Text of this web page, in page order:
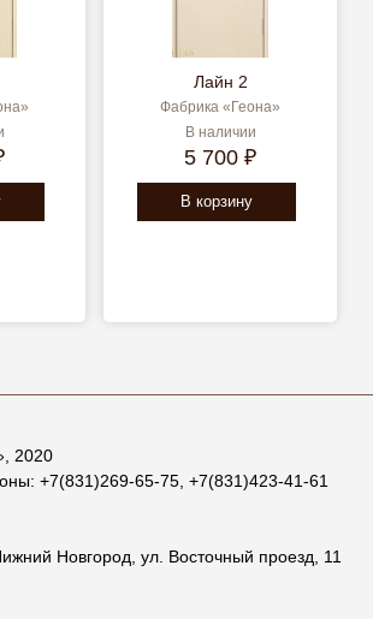
Лайн 2
Фабрика «Геона»
В наличии
5 700 ₽
В корзину
2020
+7(831)269-65-75 +7(831)423-41-61
Новгород ул. Восточный проезд, 11